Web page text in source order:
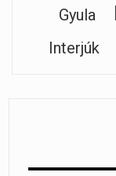
Gyula
Interjúk